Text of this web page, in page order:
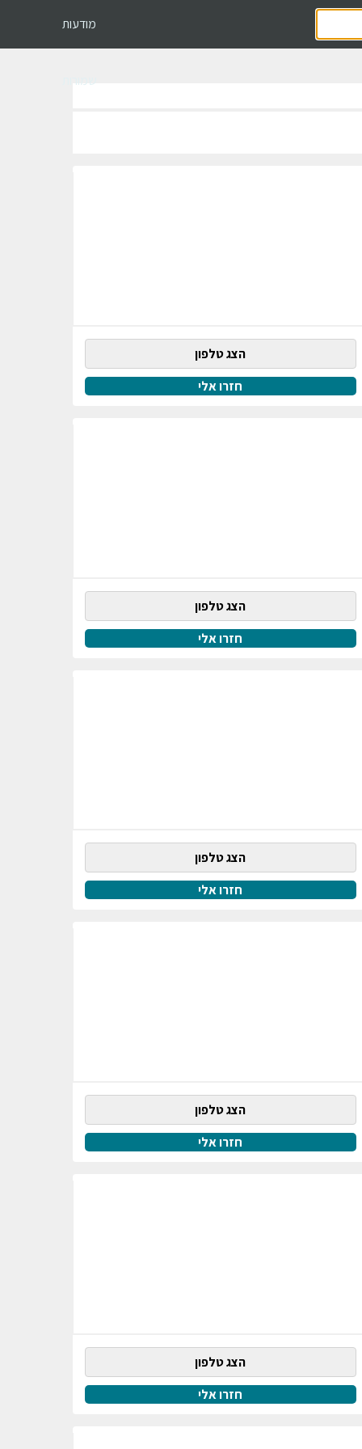
מודעות
שמורות
הצג טלפון
חזרו אלי
הצג טלפון
חזרו אלי
הצג טלפון
חזרו אלי
הצג טלפון
חזרו אלי
הצג טלפון
חזרו אלי